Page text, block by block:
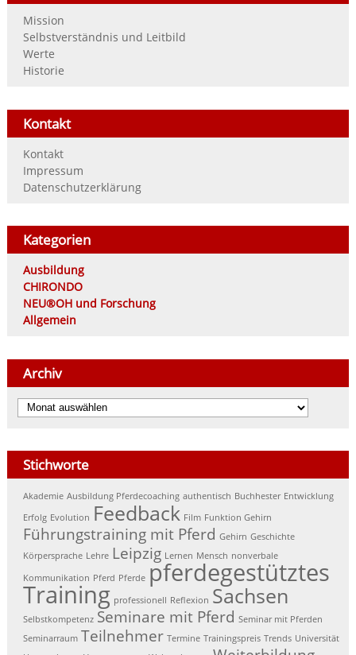
Mission
Selbstverständnis und Leitbild
Werte
Historie
Kontakt
Kontakt
Impressum
Datenschutzerklärung
Kategorien
Ausbildung
CHIRONDO
NEU®OH und Forschung
Allgemein
Archiv
Archiv
Stichworte
Akademie Ausbildung Pferdecoaching authentisch Buchhester Entwicklung
Erfolg Evolution Feedback Film Funktion Gehirn
Führungstraining mit Pferd Gehirn Geschichte
Körpersprache Lehre Leipzig Lernen Mensch nonverbale
Kommunikation Pferd Pferde pferdegestütztes
Training professionell Reflexion Sachsen
Selbstkompetenz Seminare mit Pferd Seminar mit Pferden
Seminarraum Teilnehmer Termine Trainingspreis Trends Universität